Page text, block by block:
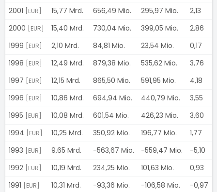
2001 [EUR] 15,77 Mrd. 656,49 Mio. 295,97 Mio. 2,13
2000
[EUR] 15,40 Mrd. 730,04 Mio. 399,05 Mio. 2,86
1999
[EUR] 2,10 Mrd. 84,81 Mio. 23,54 Mio. 0,17
1998
[EUR] 12,49 Mrd. 879,38 Mio. 535,62 Mio. 3,76
1997
[EUR] 12,15 Mrd. 865,50 Mio. 591,95 Mio. 4,18
1996
[EUR] 10,86 Mrd. 694,94 Mio. 440,79 Mio. 3,55
1995
[EUR] 10,08 Mrd. 601,54 Mio. 426,23 Mio. 3,60
1994
[EUR] 10,25 Mrd. 350,92 Mio. 196,77 Mio. 1,77
1993
[EUR] 9,65 Mrd. -563,67 Mio. -559,47 Mio. -5,10
1992
[EUR] 10,19 Mrd. 234,25 Mio. 101,63 Mio. 0,93
1991
[EUR] 10,31 Mrd. -93,36 Mio. -106,58 Mio. -0,97